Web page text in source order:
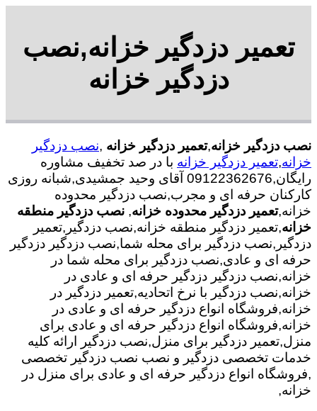
تعمیر دزدگیر خزانه,نصب
دزدگیر خزانه
نصب دزدگیر خزانه,تعمیر دزدگیر خزانه ,نصب دزدگیر
خزانه,تعمیر دزدگیر خزانه با در صد تخفیف مشاوره
رایگان,09122362676 آقای وحید جمشیدی,شبانه روزی
کارکنان حرفه ای و مجرب,نصب دزدگیر محدوده
خزانه,تعمیر دزدگیر محدوده خزانه, نصب دزدگیر منطقه
خزانه,تعمیر دزدگیر منطقه خزانه,نصب دزدگیر,تعمیر
دزدگیر,نصب دزدگیر برای محله شما,نصب دزدگیر دزدگیر
حرفه ای و عادی,نصب دزدگیر برای محله شما در
خزانه,نصب دزدگیر دزدگیر حرفه ای و عادی در
خزانه,نصب دزدگیر با نرخ اتحادیه,تعمیر دزدگیر در
خزانه,فروشگاه انواع دزدگیر حرفه ای و عادی در
خزانه,فروشگاه انواع دزدگیر حرفه ای و عادی برای
منزل,تعمیر دزدگیر برای منزل,نصب دزدگیر ارائه کلیه
خدمات تخصصی دزدگیر و نصب نصب دزدگیر تخصصی
,فروشگاه انواع دزدگیر حرفه ای و عادی برای منزل در
خزانه,